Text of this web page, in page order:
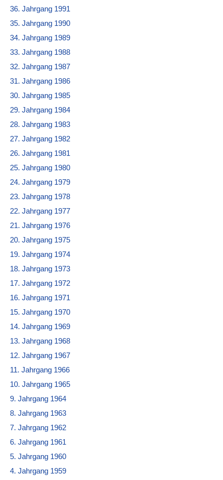
36. Jahrgang 1991
35. Jahrgang 1990
34. Jahrgang 1989
33. Jahrgang 1988
32. Jahrgang 1987
31. Jahrgang 1986
30. Jahrgang 1985
29. Jahrgang 1984
28. Jahrgang 1983
27. Jahrgang 1982
26. Jahrgang 1981
25. Jahrgang 1980
24. Jahrgang 1979
23. Jahrgang 1978
22. Jahrgang 1977
21. Jahrgang 1976
20. Jahrgang 1975
19. Jahrgang 1974
18. Jahrgang 1973
17. Jahrgang 1972
16. Jahrgang 1971
15. Jahrgang 1970
14. Jahrgang 1969
13. Jahrgang 1968
12. Jahrgang 1967
11. Jahrgang 1966
10. Jahrgang 1965
9. Jahrgang 1964
8. Jahrgang 1963
7. Jahrgang 1962
6. Jahrgang 1961
5. Jahrgang 1960
4. Jahrgang 1959